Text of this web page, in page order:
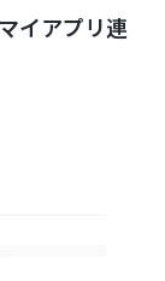
イアプリ連